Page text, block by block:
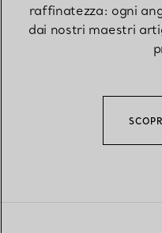
raffinatezza: ogni
dai nostri maestri